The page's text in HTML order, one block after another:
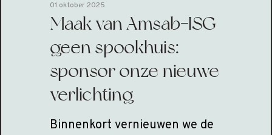
01 oktober 2025
Maak van Amsab-ISG
geen spookhuis:
sponsor onze nieuwe
verlichting
Binnenkort vernieuwen we de